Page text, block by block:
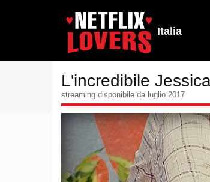
Italia
L'incredibile
streaming disponibile da luglio 2017